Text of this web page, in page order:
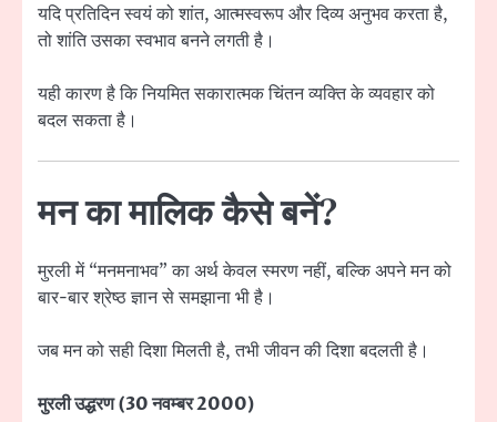
यदि प्रतिदिन स्वयं को शांत, आत्मस्वरूप और दिव्य अनुभव करता है,
तो शांति उसका स्वभाव बनने लगती है।
यही कारण है कि नियमित सकारात्मक चिंतन व्यक्ति के व्यवहार को
बदल सकता है।
मन का मालिक कैसे बनें?
मुरली में “मनमनाभव” का अर्थ केवल स्मरण नहीं, बल्कि अपने मन को
बार-बार श्रेष्ठ ज्ञान से समझाना भी है।
जब मन को सही दिशा मिलती है, तभी जीवन की दिशा बदलती है।
मुरली उद्धरण (30 नवम्बर 2000)